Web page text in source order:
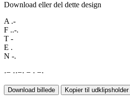
Download eller del dette design
A .-
F ..-.
T -
E .
N -.
·− ··−· − · −·
Download billede Kopier til udklipsholder